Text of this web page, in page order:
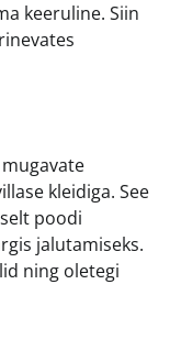
keeruline. Siin
kleidiga. See
poodi
jalutamiseks.
ning oletegi